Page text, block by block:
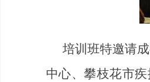
培训班特邀请
中心、攀枝花市